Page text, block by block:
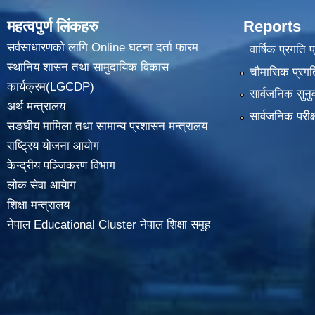
महत्वपुर्ण लिंकहरु
सर्वसाधारणको लागि Online घटना दर्ता फारम
स्थानिय शासन तथा सामुदायिक विकास
कार्यक्रम(LGCDP)
अर्थ मन्त्रालय
सङघीय मामिला तथा सामान्य प्रशासन मन्त्रालय
राष्ट्रिय योजना आयोग
केन्द्रीय पञ्जिकरण विभाग
लोक सेवा आयेाग
शिक्षा मन्त्रालय
नेपाल Educational Cluster नेपाल शिक्षा समूह
Reports
वार्षिक प्रगति
चौमासिक
सार्वजनिक
सार्वजनिक